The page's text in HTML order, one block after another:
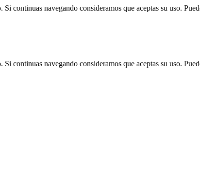
continuas navegando consideramos que aceptas su uso.
continuas navegando consideramos que aceptas su uso.